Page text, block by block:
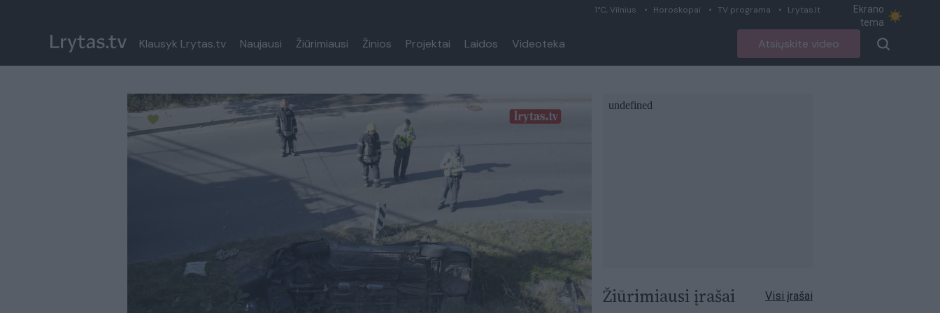
1°C, Vilnius Horoskopai TV programa Lrytas.lt
Ekrano
tema
Klausyk Lrytas.tv Naujausi Žiūrimiausi Žinios Projektai Laidos Videoteka Atsiųskite video
Paremkite Ukrainą
Žiūrimiausi įrašai Visi įrašai